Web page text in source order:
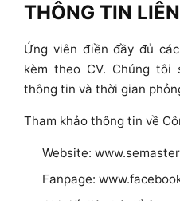
THÔNG TIN
Ứng viên điền đầy đủ
kèm theo CV. Chúng
thông tin và thời gian
Tham khảo thông tin về
Website:
Fanpage: